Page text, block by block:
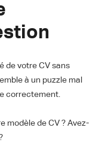
de votre CV sans
à un puzzle mal
correctement.
modèle de CV ? Avez-